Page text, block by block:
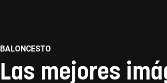
BALONCESTO
Las mejores